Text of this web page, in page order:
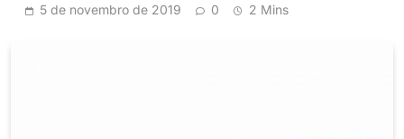
5 de novembro de 2019 0 2 Mins